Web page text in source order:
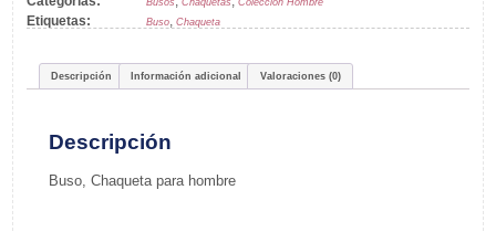
Busos Chaquetas Colección Hombre
Etiquetas: Buso Chaqueta
Descripción Información adicional Valoraciones (0)
Descripción
Buso, Chaqueta para hombre